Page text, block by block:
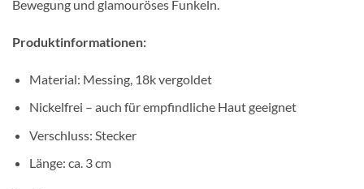
Bewegung und glamouröses Funkeln.
Produktinformationen:
Material: Messing, 18k vergoldet
Nickelfrei – auch für empfindliche Haut geeignet
Verschluss: Stecker
Länge: ca. 3 cm